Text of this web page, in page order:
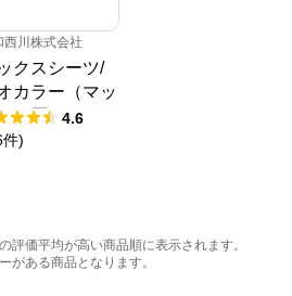
西川株式会社
クスシーツ/
カラー（マッ
ス厚み23㎝
対応）
4.6
件)
評価平均が高い商品順に表示されます。
がある商品となります。